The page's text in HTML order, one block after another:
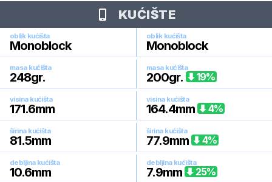
KUĆIŠTE
oblik kućišta
Monoblock
oblik kućišta
Monoblock
masa kućišta
248gr.
masa kućišta
200gr. 19%
visina kućišta
171.6mm
visina kućišta
164.4mm 4%
širina kućišta
81.5mm
širina kućišta
77.9mm 4%
debljina kućišta
10.6mm
debljina kućišta
7.9mm 25%